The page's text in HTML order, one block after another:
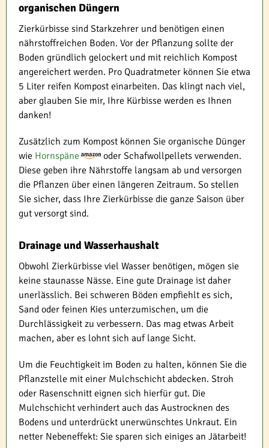
organischen Düngern
Zierkürbisse sind Starkzehrer und benötigen einen
nährstoffreichen Boden. Vor der Pflanzung sollte der
Boden gründlich gelockert und mit reichlich Kompost
angereichert werden. Pro Quadratmeter können Sie etwa
5 Liter reifen Kompost einarbeiten. Das klingt nach viel,
aber glauben Sie mir, Ihre Kürbisse werden es Ihnen
danken!
Zusätzlich zum Kompost können Sie organische Dünger
wie Hornspäne
oder Schafwollpellets verwenden.
Diese geben ihre Nährstoffe langsam ab und versorgen
die Pflanzen über einen längeren Zeitraum. So stellen
Sie sicher, dass Ihre Zierkürbisse die ganze Saison über
gut versorgt sind.
Drainage und Wasserhaushalt
Obwohl Zierkürbisse viel Wasser benötigen, mögen sie
keine staunasse Nässe. Eine gute Drainage ist daher
unerlässlich. Bei schweren Böden empfiehlt es sich,
Sand oder feinen Kies unterzumischen, um die
Durchlässigkeit zu verbessern. Das mag etwas Arbeit
machen, aber es lohnt sich auf lange Sicht.
Um die Feuchtigkeit im Boden zu halten, können Sie die
Pflanzstelle mit einer Mulchschicht abdecken. Stroh
oder Rasenschnitt eignen sich hierfür gut. Die
Mulchschicht verhindert auch das Austrocknen des
Bodens und unterdrückt unerwünschtes Unkraut. Ein
netter Nebeneffekt: Sie sparen sich einiges an Jätarbeit!